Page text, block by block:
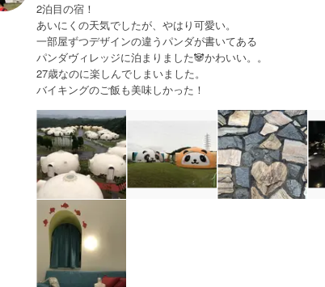
2泊目の宿！
あいにくの天気でしたが、やはり可愛い。
一部屋ずつデザインの違うパンダが書いてある
パンダヴィレッジに泊まりました🐼かわいい。。
27歳なのに楽しんでしまいました。
バイキングのご飯も美味しかった！